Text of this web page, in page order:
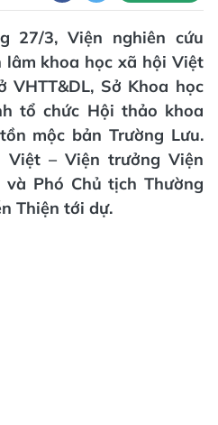
27/3, Viện nghiên cứu
lâm khoa học xã hội Việt
VHTT&DL, Sở Khoa học
tổ chức Hội thảo khoa
mộc bản Trường Lưu.
Việt – Viện trưởng Viện
Phó Chủ tịch Thường
Thiện tới dự.